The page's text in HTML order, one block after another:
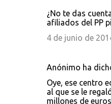
¿No te das
afiliados del PP
4 de junio de
Anónimo ha
Oye, ese centro
al que se le
millones de